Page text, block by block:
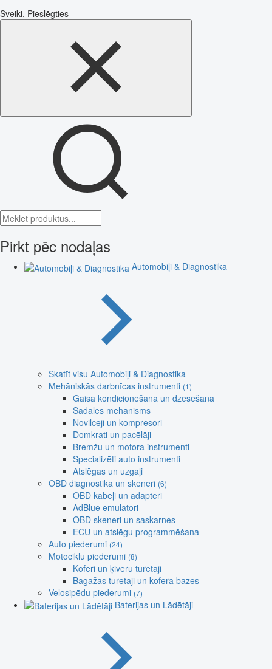
Sveiki, Pieslēgties
Pirkt pēc nodaļas
Automobiļi & Diagnostika
Skatīt visu Automobiļi & Diagnostika
Mehāniskās darbnīcas instrumenti (1)
Gaisa kondicionēšana un dzesēšana
Sadales mehānisms
Novilcēji un kompresori
Domkrati un pacēlāji
Bremžu un motora instrumenti
Specializēti auto instrumenti
Atslēgas un uzgaļi
OBD diagnostika un skeneri (6)
OBD kabeļi un adapteri
AdBlue emulatori
OBD skeneri un saskarnes
ECU un atslēgu programmēšana
Auto piederumi (24)
Motociklu piederumi (8)
Koferi un ķiveru turētāji
Bagāžas turētāji un kofera bāzes
Velosipēdu piederumi (7)
Baterijas un Lādētāji